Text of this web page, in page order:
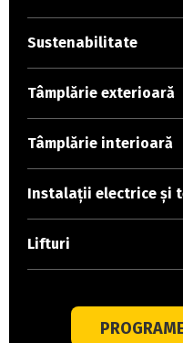
Sustenabilitate
Tâmplărie exterioară
Tâmplărie interioară
Instalații electrice și
Lifturi